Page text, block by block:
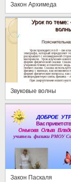
Закон Архимеда
Звуковые волны
Закон Паскаля